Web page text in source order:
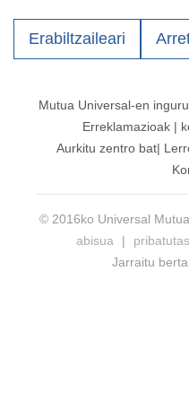
Erabiltzaileari
Mutua Universal-en inguru
Erreklamazioak |
Aurkitu zentro bat|
© 2016ko Universal
abisua
|
Jarraitu